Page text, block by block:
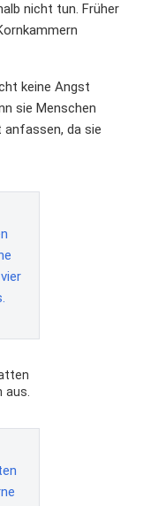
nicht tun. Früher
keine Angst
sie Menschen
anfassen, da sie
aus.